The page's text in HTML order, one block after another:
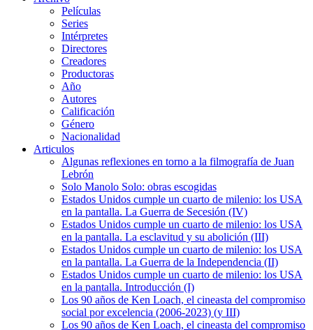
Películas
Series
Intérpretes
Directores
Creadores
Productoras
Año
Autores
Calificación
Género
Nacionalidad
Articulos
Algunas reflexiones en torno a la filmografía de Juan
Lebrón
Solo Manolo Solo: obras escogidas
Estados Unidos cumple un cuarto de milenio: los USA
en la pantalla. La Guerra de Secesión (IV)
Estados Unidos cumple un cuarto de milenio: los USA
en la pantalla. La esclavitud y su abolición (III)
Estados Unidos cumple un cuarto de milenio: los USA
en la pantalla. La Guerra de la Independencia (II)
Estados Unidos cumple un cuarto de milenio: los USA
en la pantalla. Introducción (I)
Los 90 años de Ken Loach, el cineasta del compromiso
social por excelencia (2006-2023) (y III)
Los 90 años de Ken Loach, el cineasta del compromiso